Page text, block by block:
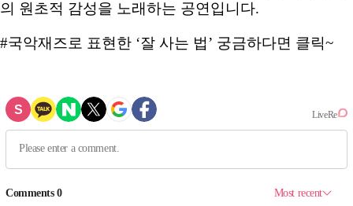
의 원초적 감성을 노래하는 공연입니다.
#국악재즈로 표현한 ‘잘 사는 법’ 궁금하다면 클릭~